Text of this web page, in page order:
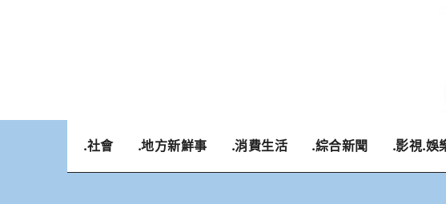
.社會 .地方新鮮事 .消費生活 .綜合新聞 .影視.娛